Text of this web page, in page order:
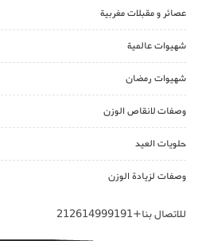
عصائر و مقبلات مغربية
شهيوات عالمية
شهيوات رمضان
وصفات لانقاص الوزن
حلويات العيد
وصفات لزيادة الوزن
للاتصال بنا+212614999191